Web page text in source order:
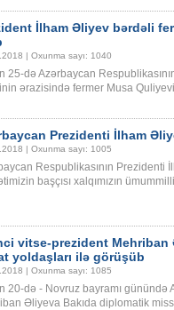
İlham Əliyev bərdəli
| Oxunma sayı: 1040
25-də Azərbaycan
ərazisində fermer Musa
Prezidenti İlham
| Oxunma sayı: 1005
Respublikasının Prezidenti
başçısı xalqımızın
vitse-prezident
yoldaşları ilə görüşüb
| Oxunma sayı: 1085
20-də - Novruz bayramı
Əliyeva Bakıda diplomatik